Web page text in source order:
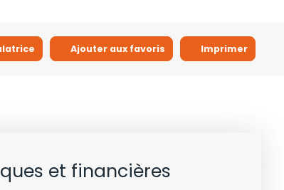
Ajouter aux favoris Imprimer
et financières